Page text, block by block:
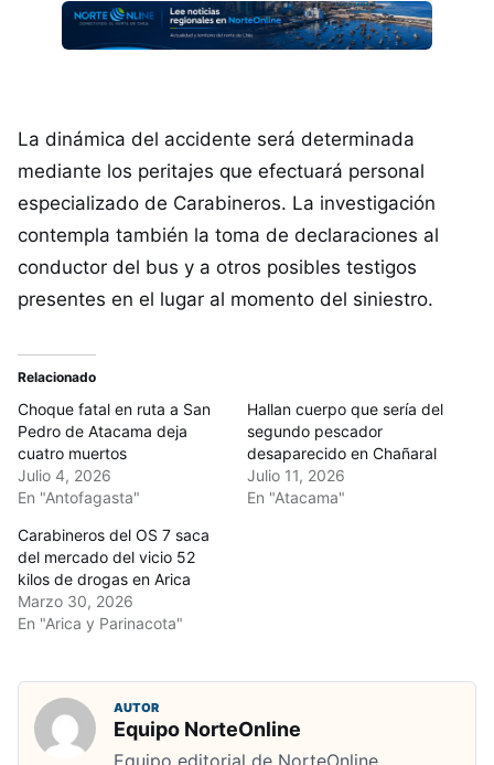
La dinámica del accidente será determinada
mediante los peritajes que efectuará personal
especializado de Carabineros. La investigación
contempla también la toma de declaraciones al
conductor del bus y a otros posibles testigos
presentes en el lugar al momento del siniestro.
Relacionado
Choque fatal en ruta a San
Pedro de Atacama deja
cuatro muertos
Julio 4, 2026
En "Antofagasta"
Hallan cuerpo que sería del
segundo pescador
desaparecido en Chañaral
Julio 11, 2026
En "Atacama"
Carabineros del OS 7 saca
del mercado del vicio 52
kilos de drogas en Arica
Marzo 30, 2026
En "Arica y Parinacota"
AUTOR
Equipo NorteOnline
Equipo editorial de NorteOnline,